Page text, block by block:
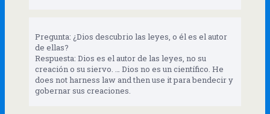
Pregunta: ¿Dios descubrio las leyes, o él es el autor
de ellas?
Respuesta: Dios es el autor de las leyes, no su
creación o su siervo. … Dios no es un científico. He
does not harness law and then use it para bendecir y
gobernar sus creaciones.